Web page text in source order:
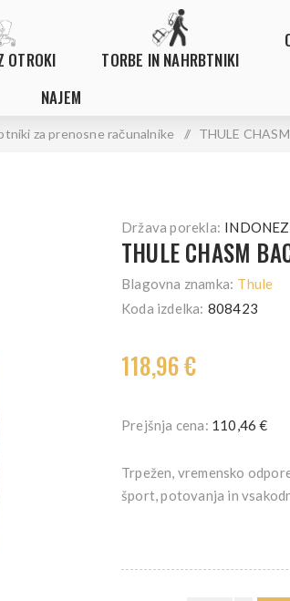
OTROKI TORBE IN NAHRBTNIKI
NAJEM
za prenosne računalnike / THULE
Država porekla:
THULE CHASM
Blagovna znamka: Thule
Koda izdelka: 808423
118,96 €
Prejšnja cena: 110,46 €
Trpežen, vremensko
šport, potovanja in